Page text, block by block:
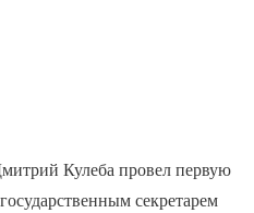
Кулеба провел первую
секретарем